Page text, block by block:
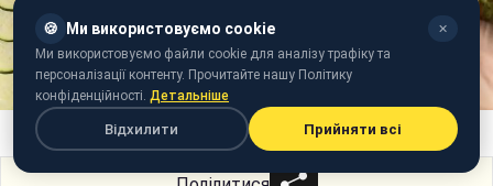
Рецепт смачного сендвіча з кабачків (колаж: РБК-Україна)
🍪 Ми використовуємо cookie ✕
Ми використовуємо файли cookie для аналізу трафіку та
персоналізації контенту. Прочитайте нашу Політику
конфіденційності. Детальніше
Відхилити Прийняти всі